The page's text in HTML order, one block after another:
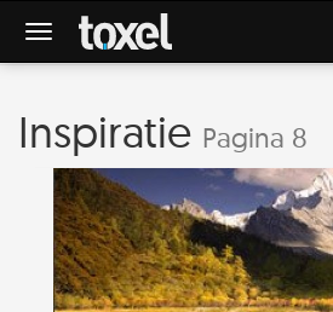
Meniu
Inspiratie Pagina 8